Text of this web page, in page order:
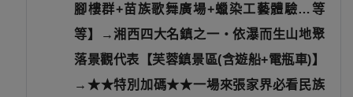
腳樓群+苗族歌舞廣場+蠟染工藝體驗…等
等】→湘西四大名鎮之一・依瀑而生山地聚
落景觀代表【芙蓉鎮景區(含遊船+電瓶車)】
→★★特別加碼★★一場來張家界必看民族